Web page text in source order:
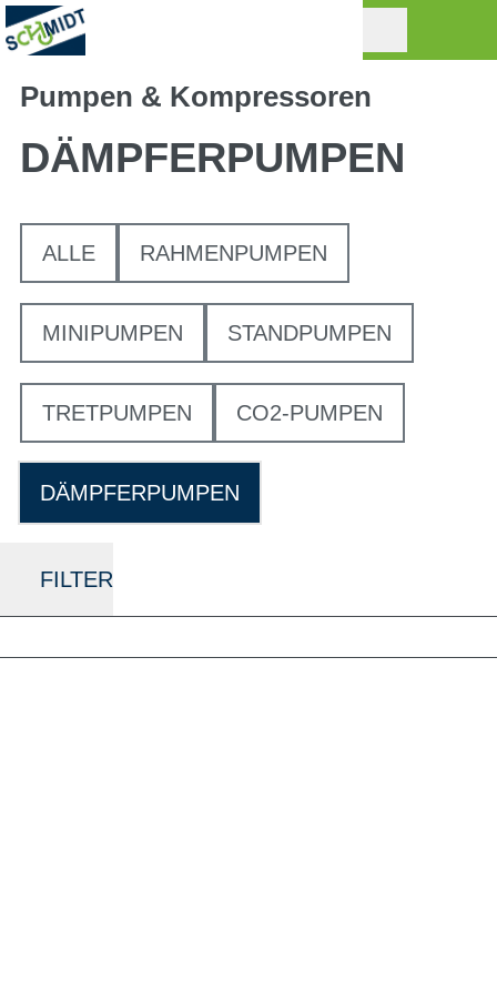
Pumpen & Kompressoren
DÄMPFERPUMPEN
ALLE RAHMENPUMPEN
MINIPUMPEN STANDPUMPEN
TRETPUMPEN CO2-PUMPEN
DÄMPFERPUMPEN
FILTER